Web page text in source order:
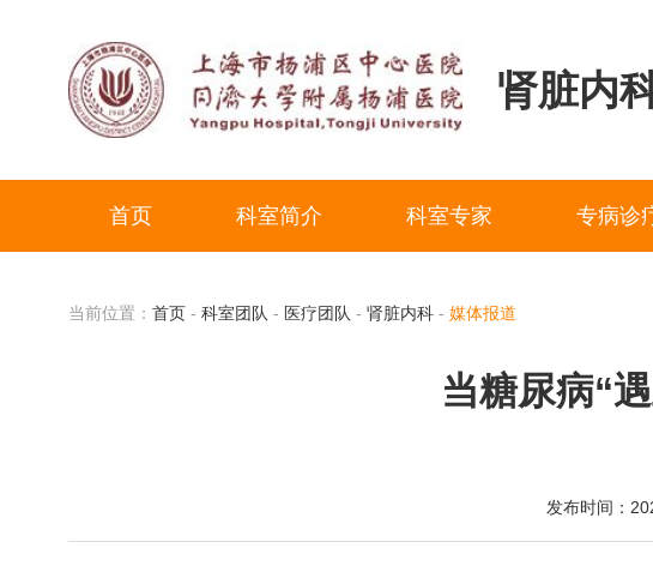
肾脏内
首页 科室简介 科室专家 专病诊
当前位置： 首页 - 科室团队 - 医疗团队 - 肾脏内科 - 媒体报道
当糖尿病“
发布时间：